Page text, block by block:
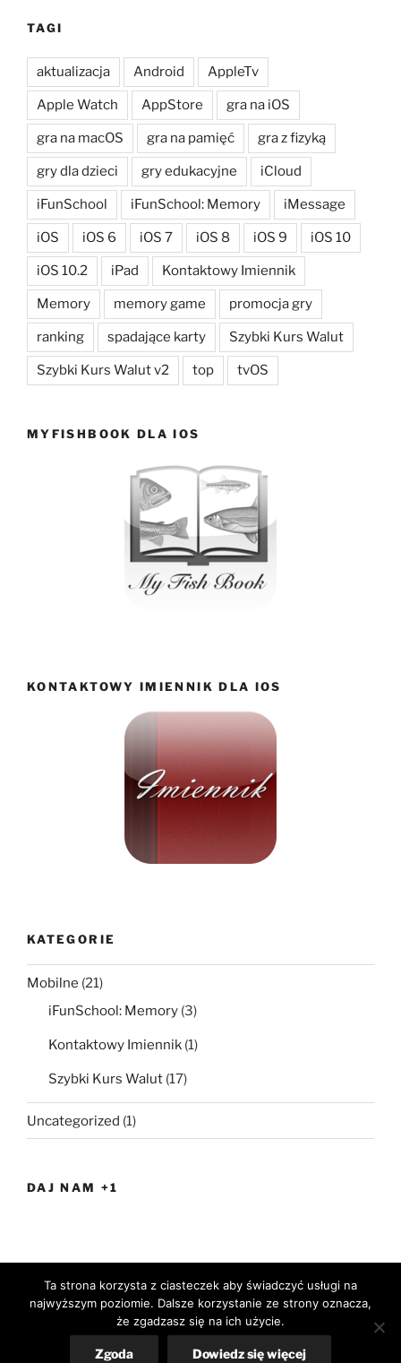
TAGI
aktualizacja Android AppleTv
Apple Watch AppStore gra na iOS
gra na macOS gra na pamięć gra z fizyką
gry dla dzieci gry edukacyjne iCloud
iFunSchool iFunSchool: Memory iMessage
iOS iOS 6 iOS 7 iOS 8 iOS 9 iOS 10
iOS 10.2 iPad Kontaktowy Imiennik
Memory memory game promocja gry
ranking spadające karty Szybki Kurs Walut
Szybki Kurs Walut v2 top tvOS
MYFISHBOOK DLA IOS
KONTAKTOWY IMIENNIK DLA IOS
KATEGORIE
Mobilne (21)
iFunSchool: Memory (3)
Kontaktowy Imiennik (1)
Szybki Kurs Walut (17)
Uncategorized (1)
DAJ NAM +1
FacebookGoogle+
Polityka prywatności Dumnie wspierane przez WordPress
Ta strona korzysta z ciasteczek aby świadczyć usługi na
najwyższym poziomie. Dalsze korzystanie ze strony oznacza,
że zgadzasz się na ich użycie.
Zgoda Dowiedz się więcej